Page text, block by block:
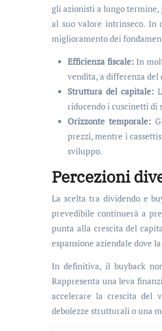
gli azionisti a lungo
al suo valore intrinseco. In
miglioramento dei
Efficienza fiscale: In
vendita, a differenza del
Struttura del capitale:
riducendo i cuscinetti di
Orizzonte temporale:
prezzi, mentre i
sviluppo.
Percezioni
La scelta tra dividendo e
prevedibile continuerà a
punta alla crescita del
espansione aziendale dove
In definitiva, il buyback
Rappresenta una leva
accelerare la crescita del
debolezze strutturali o una